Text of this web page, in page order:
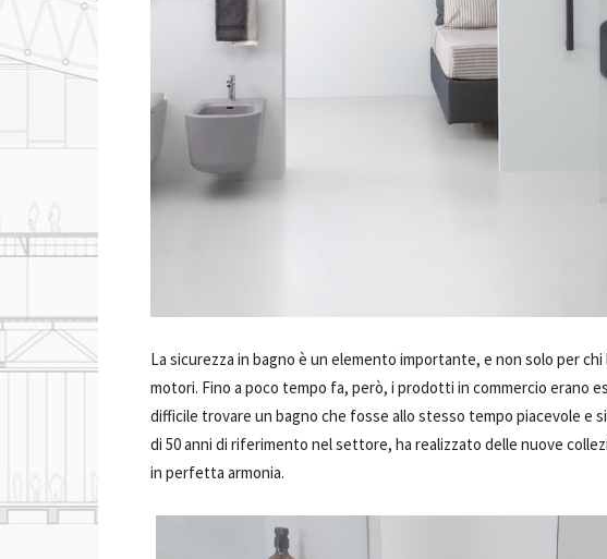
La sicurezza in bagno è un elemento importante, e non solo per
motori. Fino a poco tempo fa, però, i prodotti in commercio erano
difficile trovare un bagno che fosse allo stesso tempo piacevole e
di 50 anni di riferimento nel settore, ha realizzato delle nuove
in perfetta armonia.